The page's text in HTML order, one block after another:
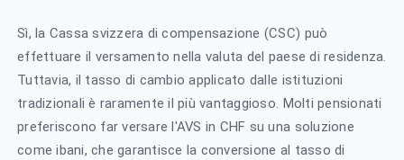
Sì, la Cassa svizzera di compensazione (CSC) può
effettuare il versamento nella valuta del paese di residenza.
Tuttavia, il tasso di cambio applicato dalle istituzioni
tradizionali è raramente il più vantaggioso. Molti pensionati
preferiscono far versare l'AVS in CHF su una soluzione
come ibani, che garantisce la conversione al tasso di